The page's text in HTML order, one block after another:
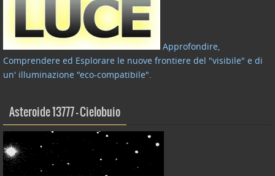
Approfondire,
Comprendere ed Esplorare le nuove frontiere del "visibile" e di
un' illuminazione "eco-compatibile".
Asteroide 13777 – Cielobuio